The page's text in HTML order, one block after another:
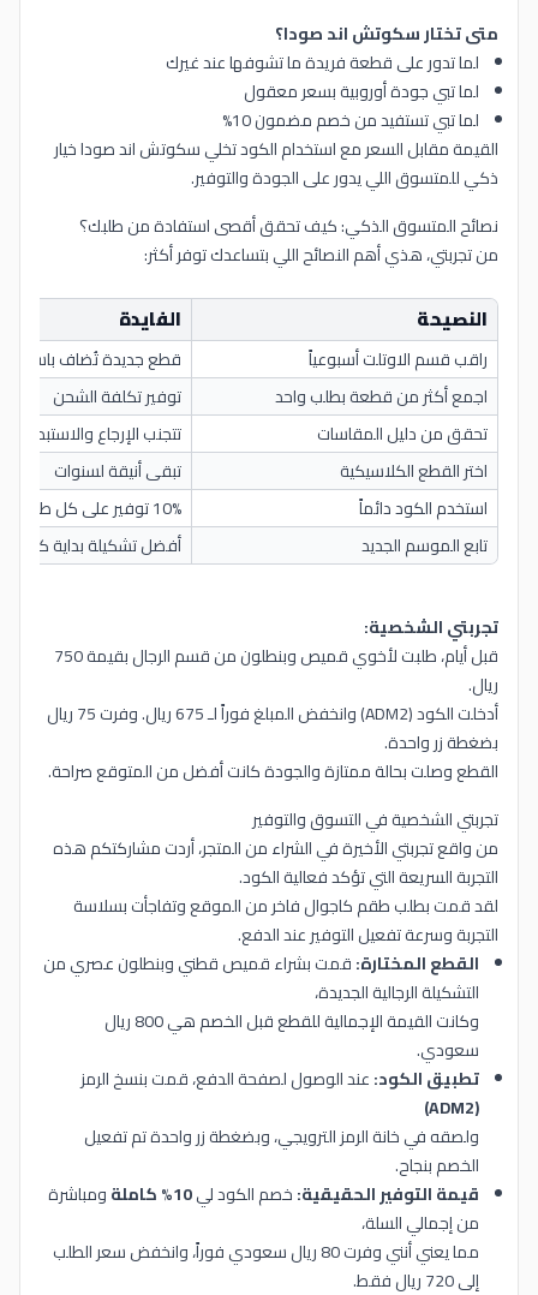
متى تختار سكوتش اند صودا؟
لما تدور على قطعة فريدة ما تشوفها عند غيرك
لما تبي جودة أوروبية بسعر معقول
لما تبي تستفيد من خصم مضمون 10%
القيمة مقابل السعر مع استخدام الكود تخلي سكوتش اند صودا خيار
ذكي للمتسوق اللي يدور على الجودة والتوفير.
نصائح المتسوق الذكي: كيف تحقق أقصى استفادة من طلبك؟
من تجربتي، هذي أهم النصائح اللي بتساعدك توفر أكثر:
النصيحة الفايدة
راقب قسم الاوتلت أسبوعياً
قطع جديدة تُضاف باستمرار
اجمع أكثر من قطعة بطلب واحد
توفير تكلفة الشحن
تحقق من دليل المقاسات
تتجنب الإرجاع والاستبدال
اختر القطع الكلاسيكية
تبقى أنيقة لسنوات
استخدم الكود دائماً
10% توفير على كل طلب
تابع الموسم الجديد
أفضل تشكيلة بداية كل
تجربتي الشخصية:
قبل أيام، طلبت لأخوي قميص وبنطلون من قسم الرجال بقيمة 750
ريال.
أدخلت الكود (ADM2) وانخفض المبلغ فوراً لـ 675 ريال. وفرت 75 ريال
بضغطة زر واحدة.
القطع وصلت بحالة ممتازة والجودة كانت أفضل من المتوقع صراحة.
تجربتي الشخصية في التسوق والتوفير
من واقع تجربتي الأخيرة في الشراء من المتجر، أردت مشاركتكم هذه
التجربة السريعة التي تؤكد فعالية الكود.
لقد قمت بطلب طقم كاجوال فاخر من الموقع وتفاجأت بسلاسة
التجربة وسرعة تفعيل التوفير عند الدفع.
القطع المختارة:قمت بشراء قميص قطني وبنطلون عصري من
التشكيلة الرجالية الجديدة،
وكانت القيمة الإجمالية للقطع قبل الخصم هي 800 ريال
سعودي.
تطبيق الكود:عند الوصول لصفحة الدفع، قمت بنسخ الرمز
(ADM2)
ولصقه في خانة الرمز الترويجي، وبضغطة زر واحدة تم تفعيل
الخصم بنجاح.
قيمة التوفير الحقيقية:خصم الكود لي10% كاملة
ومباشرة
من إجمالي السلة،
مما يعني أنني وفرت 80 ريال سعودي فوراً، وانخفض سعر الطلب
إلى 720 ريال فقط.